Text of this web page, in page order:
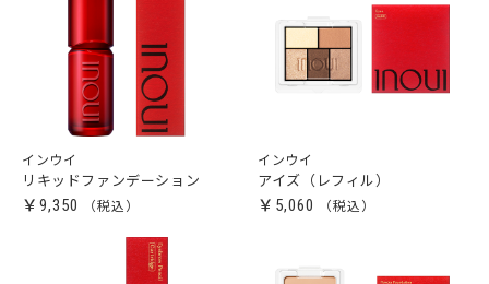
インウイ
リキッドファンデーション
￥9,350
インウイ
アイズ（レフィル）
￥5,060